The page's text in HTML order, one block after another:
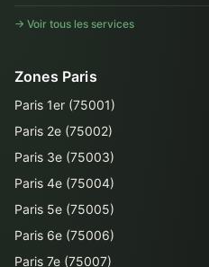
→ Voir tous les services
Zones Paris
Paris 1er (75001)
Paris 2e (75002)
Paris 3e (75003)
Paris 4e (75004)
Paris 5e (75005)
Paris 6e (75006)
Paris 7e (75007)